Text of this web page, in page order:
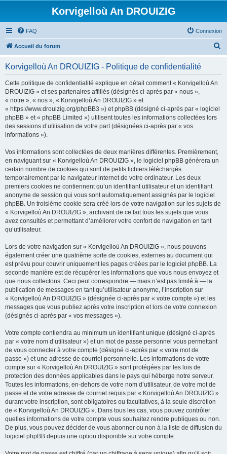
Korvigelloù An DROUIZIG
FAQ Connexion
Accueil du forum
Korvigelloù An DROUIZIG - Politique de confidentialité
Cette politique de confidentialité explique en détail comment « Korvigelloù An
DROUIZIG » et ses partenaires affiliés (désignés ci-après par « nous »,
« notre », « nos », « Korvigelloù An DROUIZIG » et
« https://www.drouizig.org/phpBB3 ») et phpBB (désigné ci-après par « logiciel
phpBB » et « phpBB Limited ») utilisent toutes les informations collectées lors
des sessions d’utilisation de votre part (désignées ci-après par « vos
informations »).
Vos informations sont collectées de deux manières différentes. Premièrement,
en naviguant sur « Korvigelloù An DROUIZIG », le logiciel phpBB génèrera un
certain nombre de cookies qui sont de petits fichiers téléchargés
temporairement par le navigateur internet de votre ordinateur. Les deux
premiers cookies ne contiennent qu’un identifiant utilisateur et un identifiant
anonyme de session qui vous sont automatiquement assignés par le logiciel
phpBB. Un troisième cookie sera créé lors de votre navigation sur les sujets de
« Korvigelloù An DROUIZIG », archivant de ce fait tous les sujets que vous
avez consultés et permettant d’améliorer votre confort de navigation en tant
qu’utilisateur.
Lors de votre navigation sur « Korvigelloù An DROUIZIG », nous pouvons
également créer une quatrième sorte de cookies, externes au document qui
est prévu pour couvrir uniquement les pages créées par le logiciel phpBB. La
seconde manière est de récupérer les informations que vous nous envoyez et
que nous collectons. Ceci peut correspondre — mais n’est pas limité à — la
publication de messages en tant qu’utilisateur anonyme, l’inscription sur
« Korvigelloù An DROUIZIG » (désignée ci-après par « votre compte ») et les
messages que vous publiez après votre inscription et lors de votre connexion
(désignés ci-après par « vos messages »).
Votre compte contiendra au minimum un identifiant unique (désigné ci-après
par « votre nom d’utilisateur ») et un mot de passe personnel vous permettant
de vous connecter à votre compte (désigné ci-après par « votre mot de
passe ») et une adresse de courriel personnelle. Les informations de votre
compte sur « Korvigelloù An DROUIZIG » sont protégées par les lois de
protection des données applicables dans le pays qui héberge notre serveur.
Toutes les informations, en-dehors de votre nom d’utilisateur, de votre mot de
passe et de votre adresse de courriel requis par « Korvigelloù An DROUIZIG »
durant votre inscription, sont obligatoires ou facultatives, à la seule discrétion
de « Korvigelloù An DROUIZIG ». Dans tous les cas, vous pouvez contrôler
quelles informations de votre compte vous souhaitez rendre publiques ou non.
De plus, vous pouvez décider de vous abonner ou non à la liste de diffusion du
logiciel phpBB depuis une option disponible sur votre compte.